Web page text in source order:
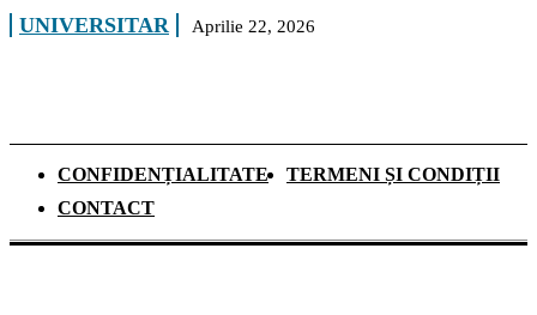
UNIVERSITAR Aprilie 22, 2026
CONFIDENȚIALITATE
TERMENI ȘI CONDIȚII
CONTACT